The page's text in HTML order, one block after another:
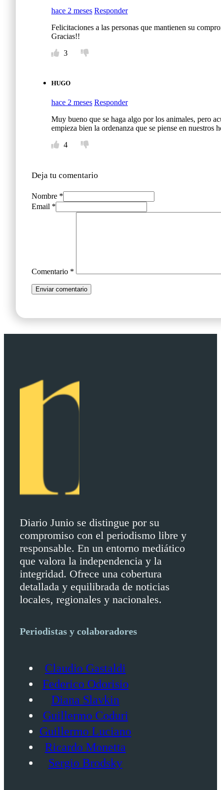
hace 2 meses Responder
Felicitaciones a las personas que mantienen su
Gracias!!
3
HUGO
hace 2 meses Responder
Muy bueno que se haga algo por los animales, pero
empieza bien la ordenanza que se piense en nuestros
4
Deja tu comentario
Nombre *
Email *
Comentario *
Diario Junio se distingue por su
compromiso con el periodismo libre y
responsable. En un entorno mediático
que valora la independencia y la
integridad. Ofrece una cobertura
detallada y equilibrada de noticias
locales, regionales y nacionales.
Periodistas y colaboradores
Claudio Gastaldi
Federico Odorisio
Diana Slavkin
Guillermo Coduri
Guillermo Luciano
Ricardo Monetta
Sergio Brodsky